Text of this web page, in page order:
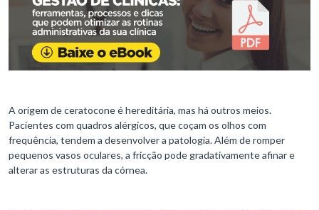
A origem de ceratocone é hereditária, mas há outros meios.
Pacientes com quadros alérgicos, que coçam os olhos com
frequência, tendem a desenvolver a patologia. Além de romper
pequenos vasos oculares, a fricção pode gradativamente afinar e
alterar as estruturas da córnea.